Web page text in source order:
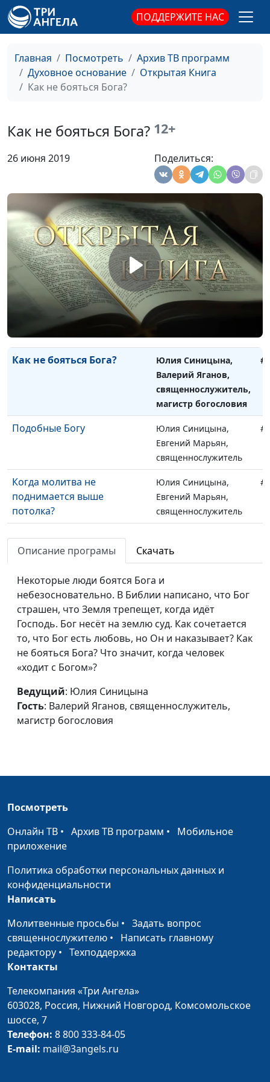
ПОДДЕРЖИТЕ НАС
Главная Посмотреть
Архив ТВ программ
Духовное основание
Открытая Книга
Как не бояться Бога?
Как не бояться Бога? 12+
26 июня 2019 Поделиться:
Пост: внутреннее смирение
или голодовка?
Юлия Синицына,
Валерий Яганов,
магистр богословия
Соль земли: настоящее
магистр богословия
Что такое завет с Богом?
Юлия Синицына,
Валерий Яганов,
священнослужитель,
Как следовать за Христом?
Юлия Синицына,
Валерий Яганов,
священнослужитель,
магистр богословия
Почему верующие тоже
страдают?
Юлия Синицына,
Валерий Яганов,
священнослужитель,
магистр богословия
Как не бояться Бога?
Юлия Синицына,
Валерий Яганов,
священнослужитель,
магистр богословия
Подобные Богу
Юлия Синицына,
Евгений Марьян,
священнослужитель
Когда молитва не
поднимается выше
потолка?
Юлия Синицына,
Евгений Марьян,
священнослужитель
Как относиться к врагам?
Евгений Марьян,
священнослужитель
Куда и на что смотрят твои
Евгений Марьян,
священнослужитель
Социальная
несправедливость. Почему
так и до каких пор?
Юлия Синицына,
Евгений Марьян,
Приятная речь – сотовый
мёд
Евгений Марьян,
священнослужитель
Как победить лень?
священнослужитель
долгоденствие и богатство?
Евгений Марьян,
физическое и духовное
здоровье?
Евгений Марьян,
священнослужитель
Где источник мудрости и
Как приобрести самое
лучшее украшение?
Описание програмы Скачать
Некоторые люди боятся Бога и
небезосновательно. В Библии написано, что Бог
страшен, что Земля трепещет, когда идёт
Господь. Бог несёт на землю суд. Как сочетается
то, что Бог есть любовь, но Он и наказывает? Как
не бояться Бога? Что значит, когда человек
«ходит с Богом»?
Ведущий: Юлия Синицына
Гость: Валерий Яганов, священнослужитель,
магистр богословия
Посмотреть
Онлайн ТВ • Архив ТВ программ • Мобильное
приложение
Политика обработки персональных данных и
конфиденциальности
Написать
Молитвенные просьбы • Задать вопрос
священнослужителю • Написать главному
редактору • Техподдержка
Контакты
Телекомпания «Три Ангела»
603028, Россия, Нижний Новгород, Комсомольское
шоссе, 7
Телефон: 8 800 333-84-05
E-mail: mail@3angels.ru